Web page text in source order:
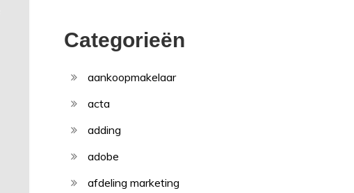
Categorieën
aankoopmakelaar
acta
adding
adobe
afdeling marketing